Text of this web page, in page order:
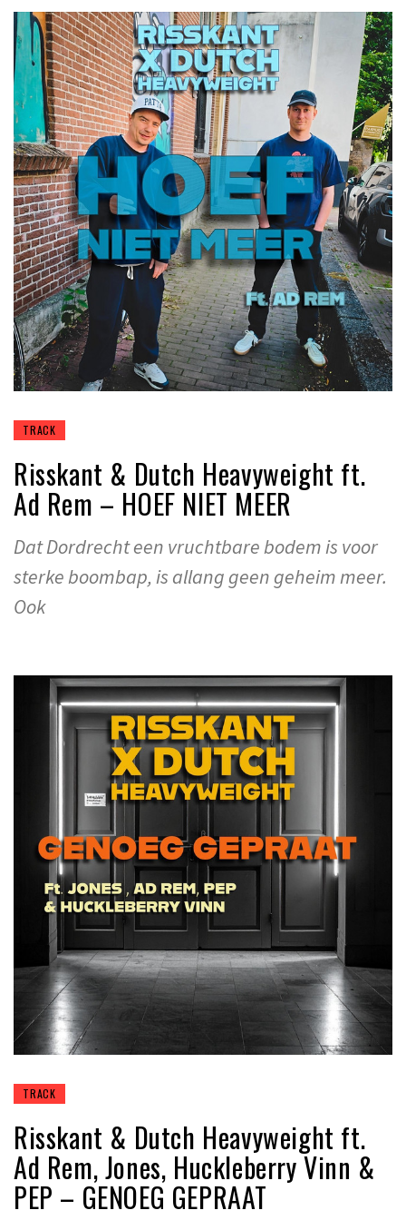
TRACK
Risskant & Dutch Heavyweight ft.
Ad Rem – HOEF NIET MEER
Dat Dordrecht een vruchtbare bodem is voor
sterke boombap, is allang geen geheim meer.
Ook
TRACK
Risskant & Dutch Heavyweight ft.
Ad Rem, Jones, Huckleberry Vinn &
PEP – GENOEG GEPRAAT